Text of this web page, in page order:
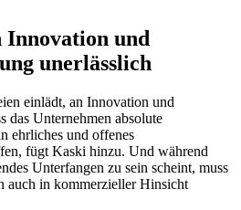
Innovation und
unerlässlich
einlädt, an Innovation und
das Unternehmen absolute
ehrliches und offenes
fügt Kaski hinzu. Und während
Unterfangen zu sein scheint, muss
auch in kommerzieller Hinsicht